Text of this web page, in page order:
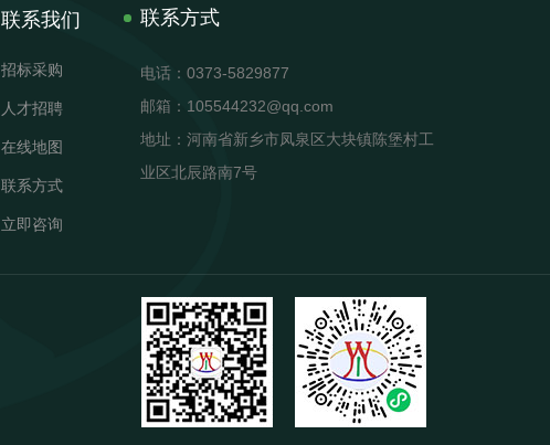
联系我们
招标采购
人才招聘
在线地图
联系方式
立即咨询
联系方式
电话：0373-5829877
邮箱：105544232@qq.com
地址：河南省新乡市凤泉区大块镇陈堡村工
业区北辰路南7号